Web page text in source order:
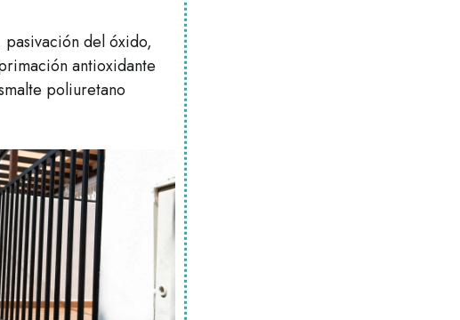
del óxido,
antioxidante
poliuretano